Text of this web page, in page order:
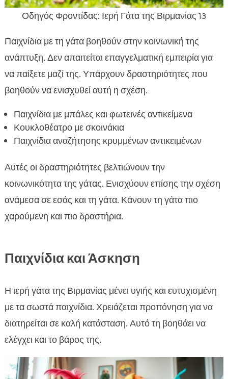
Οδηγός Φροντίδας: Ιερή Γάτα της Βιρμανίας 13
Παιχνίδια με τη γάτα βοηθούν στην κοινωνική της
ανάπτυξη. Δεν απαιτείται επαγγελματική εμπειρία για
να παίξετε μαζί της. Υπάρχουν δραστηριότητες που
βοηθούν να ενισχυθεί αυτή η σχέση.
Παιχνίδια με μπάλες και φωτεινές αντικείμενα
Κουκλοθέατρο με σκοινάκια
Παιχνίδια αναζήτησης κρυμμένων αντικειμένων
Αυτές οι δραστηριότητες βελτιώνουν την
κοινωνικότητα της γάτας. Ενισχύουν επίσης την σχέση
ανάμεσα σε εσάς και τη γάτα. Κάνουν τη γάτα πιο
χαρούμενη και πιο δραστήρια.
Παιχνίδια και Άσκηση
Η ιερή γάτα της Βιρμανίας μένει υγιής και ευτυχισμένη
με τα σωστά παιχνίδια. Χρειάζεται προπόνηση για να
διατηρείται σε καλή κατάσταση. Αυτό τη βοηθάει να
ελέγχει και το βάρος της.